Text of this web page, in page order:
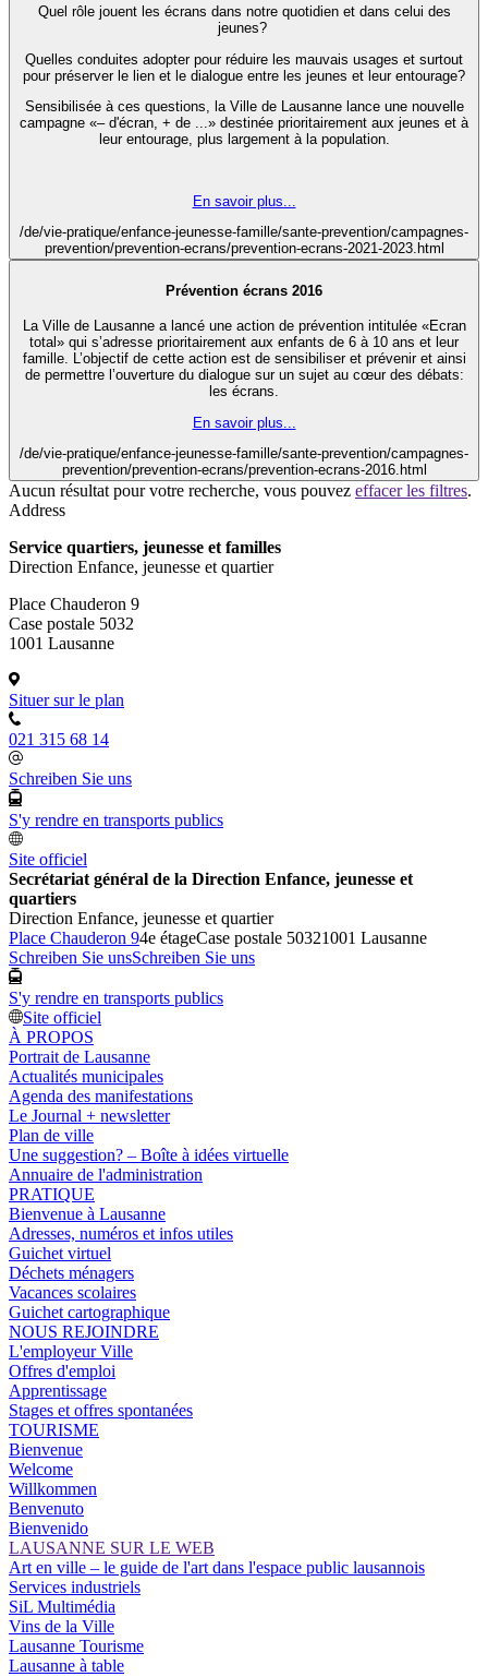
Quel rôle jouent les écrans dans notre quotidien et dans celui des
jeunes?
Quelles conduites adopter pour réduire les mauvais usages et surtout
pour préserver le lien et le dialogue entre les jeunes et leur entourage?
Sensibilisée à ces questions, la Ville de Lausanne lance une nouvelle
campagne «– d'écran, + de ...» destinée prioritairement aux jeunes et à
leur entourage, plus largement à la population.
En savoir plus...
/de/vie-pratique/enfance-jeunesse-famille/sante-prevention/campagnes-
prevention/prevention-ecrans/prevention-ecrans-2021-2023.html
Prévention écrans 2016
La Ville de Lausanne a lancé une action de prévention intitulée «Ecran
total» qui s’adresse prioritairement aux enfants de 6 à 10 ans et leur
famille. L’objectif de cette action est de sensibiliser et prévenir et ainsi
de permettre l’ouverture du dialogue sur un sujet au cœur des débats:
les écrans.
En savoir plus...
/de/vie-pratique/enfance-jeunesse-famille/sante-prevention/campagnes-
prevention/prevention-ecrans/prevention-ecrans-2016.html
Aucun résultat pour votre recherche, vous pouvez effacer les filtres.
Address
Service quartiers, jeunesse et familles
Direction Enfance, jeunesse et quartier
Place Chauderon 9
Case postale 5032
1001 Lausanne
Situer sur le plan
021 315 68 14
Schreiben Sie uns
S'y rendre en transports publics
Site officiel
Secrétariat général de la Direction Enfance, jeunesse et
quartiers
Direction Enfance, jeunesse et quartier
Place Chauderon 94e étageCase postale 50321001 Lausanne
Schreiben Sie unsSchreiben Sie uns
S'y rendre en transports publics
Site officiel
À PROPOS
Portrait de Lausanne
Actualités municipales
Agenda des manifestations
Le Journal + newsletter
Plan de ville
Une suggestion? – Boîte à idées virtuelle
Annuaire de l'administration
PRATIQUE
Bienvenue à Lausanne
Adresses, numéros et infos utiles
Guichet virtuel
Déchets ménagers
Vacances scolaires
Guichet cartographique
NOUS REJOINDRE
L'employeur Ville
Offres d'emploi
Apprentissage
Stages et offres spontanées
TOURISME
Bienvenue
Welcome
Willkommen
Benvenuto
Bienvenido
LAUSANNE SUR LE WEB
Art en ville – le guide de l'art dans l'espace public lausannois
Services industriels
SiL Multimédia
Vins de la Ville
Lausanne Tourisme
Lausanne à table